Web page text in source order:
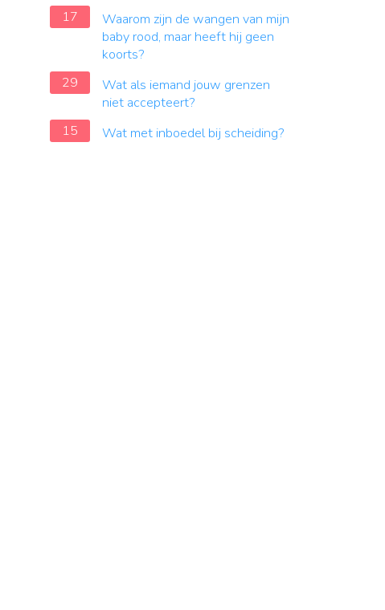
17
Waarom zijn de wangen van mijn
baby rood, maar heeft hij geen
koorts?
29
Wat als iemand jouw grenzen
niet accepteert?
15
Wat met inboedel bij scheiding?